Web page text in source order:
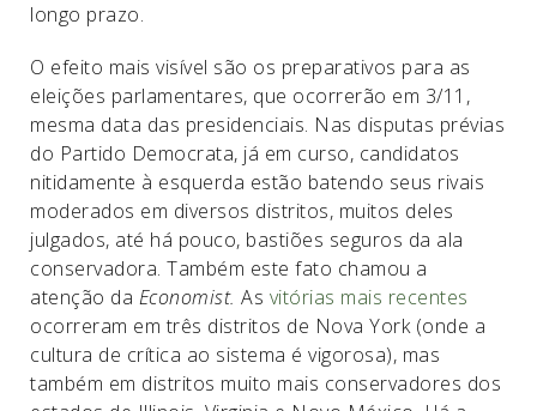
longo prazo.
O efeito mais visível são os preparativos para as
eleições parlamentares, que ocorrerão em 3/11,
mesma data das presidenciais. Nas disputas prévias
do Partido Democrata, já em curso, candidatos
nitidamente à esquerda estão batendo seus rivais
moderados em diversos distritos, muitos deles
julgados, até há pouco, bastiões seguros da ala
conservadora. Também este fato chamou a
atenção da Economist. As vitórias mais recentes
ocorreram em três distritos de Nova York (onde a
cultura de crítica ao sistema é vigorosa), mas
também em distritos muito mais conservadores dos